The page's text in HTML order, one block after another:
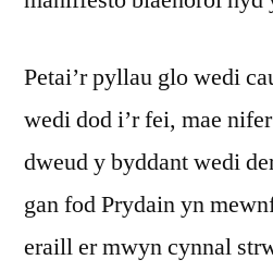
Petai’r pyllau glo wedi
wedi dod i’r fei, mae
dweud y byddant wedi
gan fod Prydain yn
eraill er mwyn cynnal